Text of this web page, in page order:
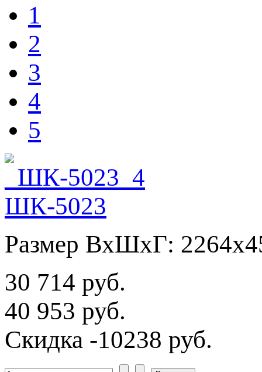
1
2
3
4
5
ШК-5023
Размер ВхШхГ:
30 714 руб.
40 953 руб.
Скидка -10238 руб.